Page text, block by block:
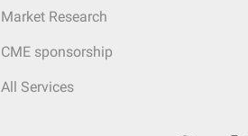
Market Research
CME sponsorship
All Services